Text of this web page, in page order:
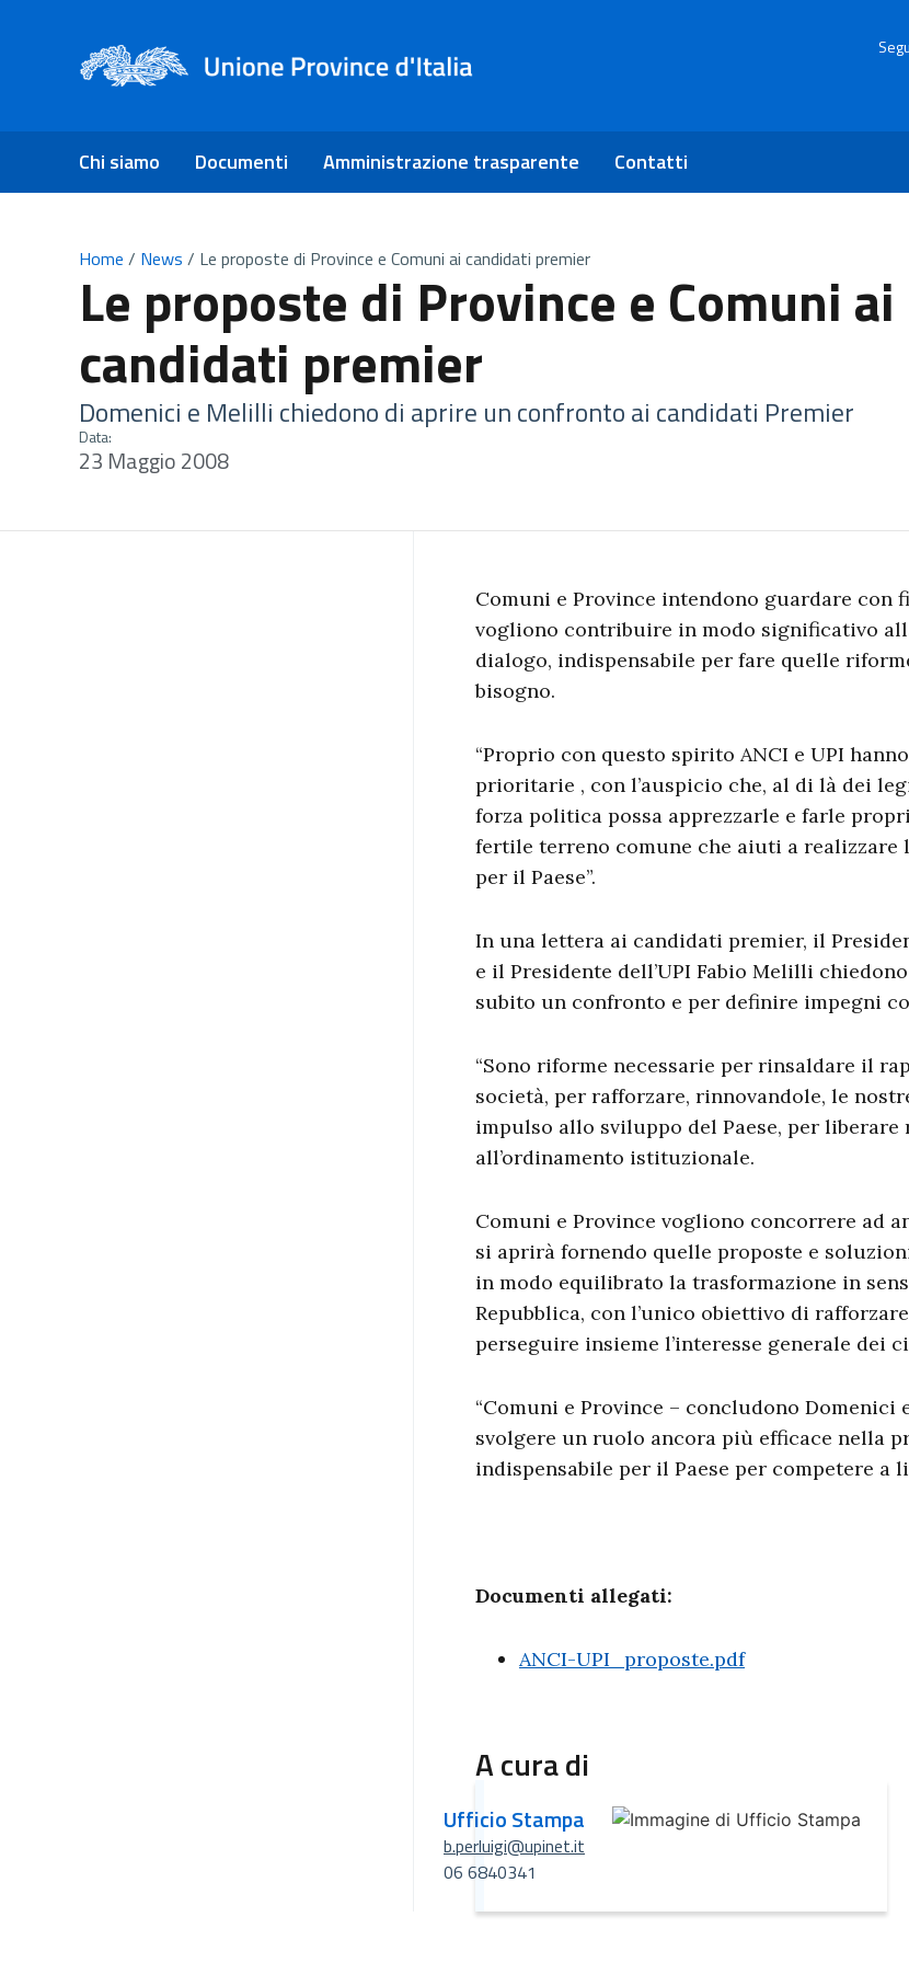
Chi siamo Documenti Amministrazione trasparente Contatti
Home / News / Le proposte di Province e Comuni ai candidati premier
Le proposte di Province e Comuni ai
candidati premier
Domenici e Melilli chiedono di aprire un confronto ai candidati Premier
Data:
23 Maggio 2008
Comuni e Province intendono guardare con
vogliono contribuire in modo significativo
dialogo, indispensabile per fare quelle
bisogno.
“Proprio con questo spirito ANCI e UPI
prioritarie , con l’auspicio che, al di là dei
forza politica possa apprezzarle e farle
fertile terreno comune che aiuti a realizzare
per il Paese”.
In una lettera ai candidati premier, il
e il Presidente dell’UPI Fabio Melilli
subito un confronto e per definire impegni
“Sono riforme necessarie per rinsaldare il
società, per rafforzare, rinnovandole, le
impulso allo sviluppo del Paese, per
all’ordinamento istituzionale.
Comuni e Province vogliono concorrere ad
si aprirà fornendo quelle proposte e
in modo equilibrato la trasformazione in
Repubblica, con l’unico obiettivo di
perseguire insieme l’interesse generale dei
“Comuni e Province – concludono
svolgere un ruolo ancora più efficace nella
indispensabile per il Paese per competere a
Documenti allegati:
ANCI-UPI_proposte.pdf
A cura di
Ufficio Stampa
b.perluigi@upinet.it
06 6840341